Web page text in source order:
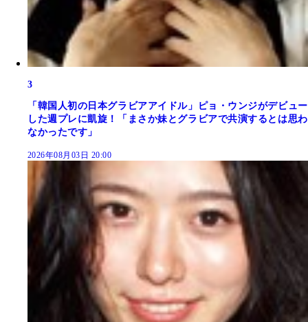
3
「韓国人初の日本グラビアアイドル」ピョ・ウンジがデビュー
した週プレに凱旋！「まさか妹とグラビアで共演するとは思わ
なかったです」
2026年08月03日 20:00